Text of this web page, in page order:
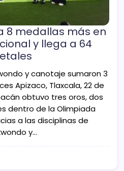
8 medallas más en
y llega a 64
y canotaje sumaron 3
Apizaco, Tlaxcala, 22 de
obtuvo tres oros, dos
dentro de la Olimpiada
a las disciplinas de
y…